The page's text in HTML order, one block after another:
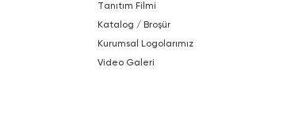
Tanıtım Filmi
Katalog / Broşür
Kurumsal Logolarımız
Video Galeri